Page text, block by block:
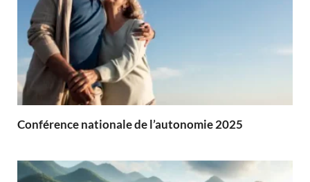
Conférence nationale de l’autonomie 2025